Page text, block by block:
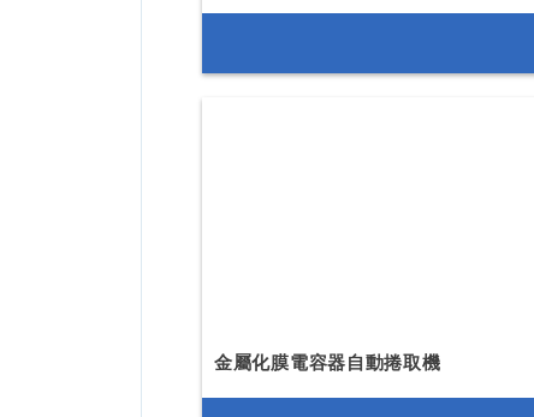
金屬化膜電容器自動捲取機